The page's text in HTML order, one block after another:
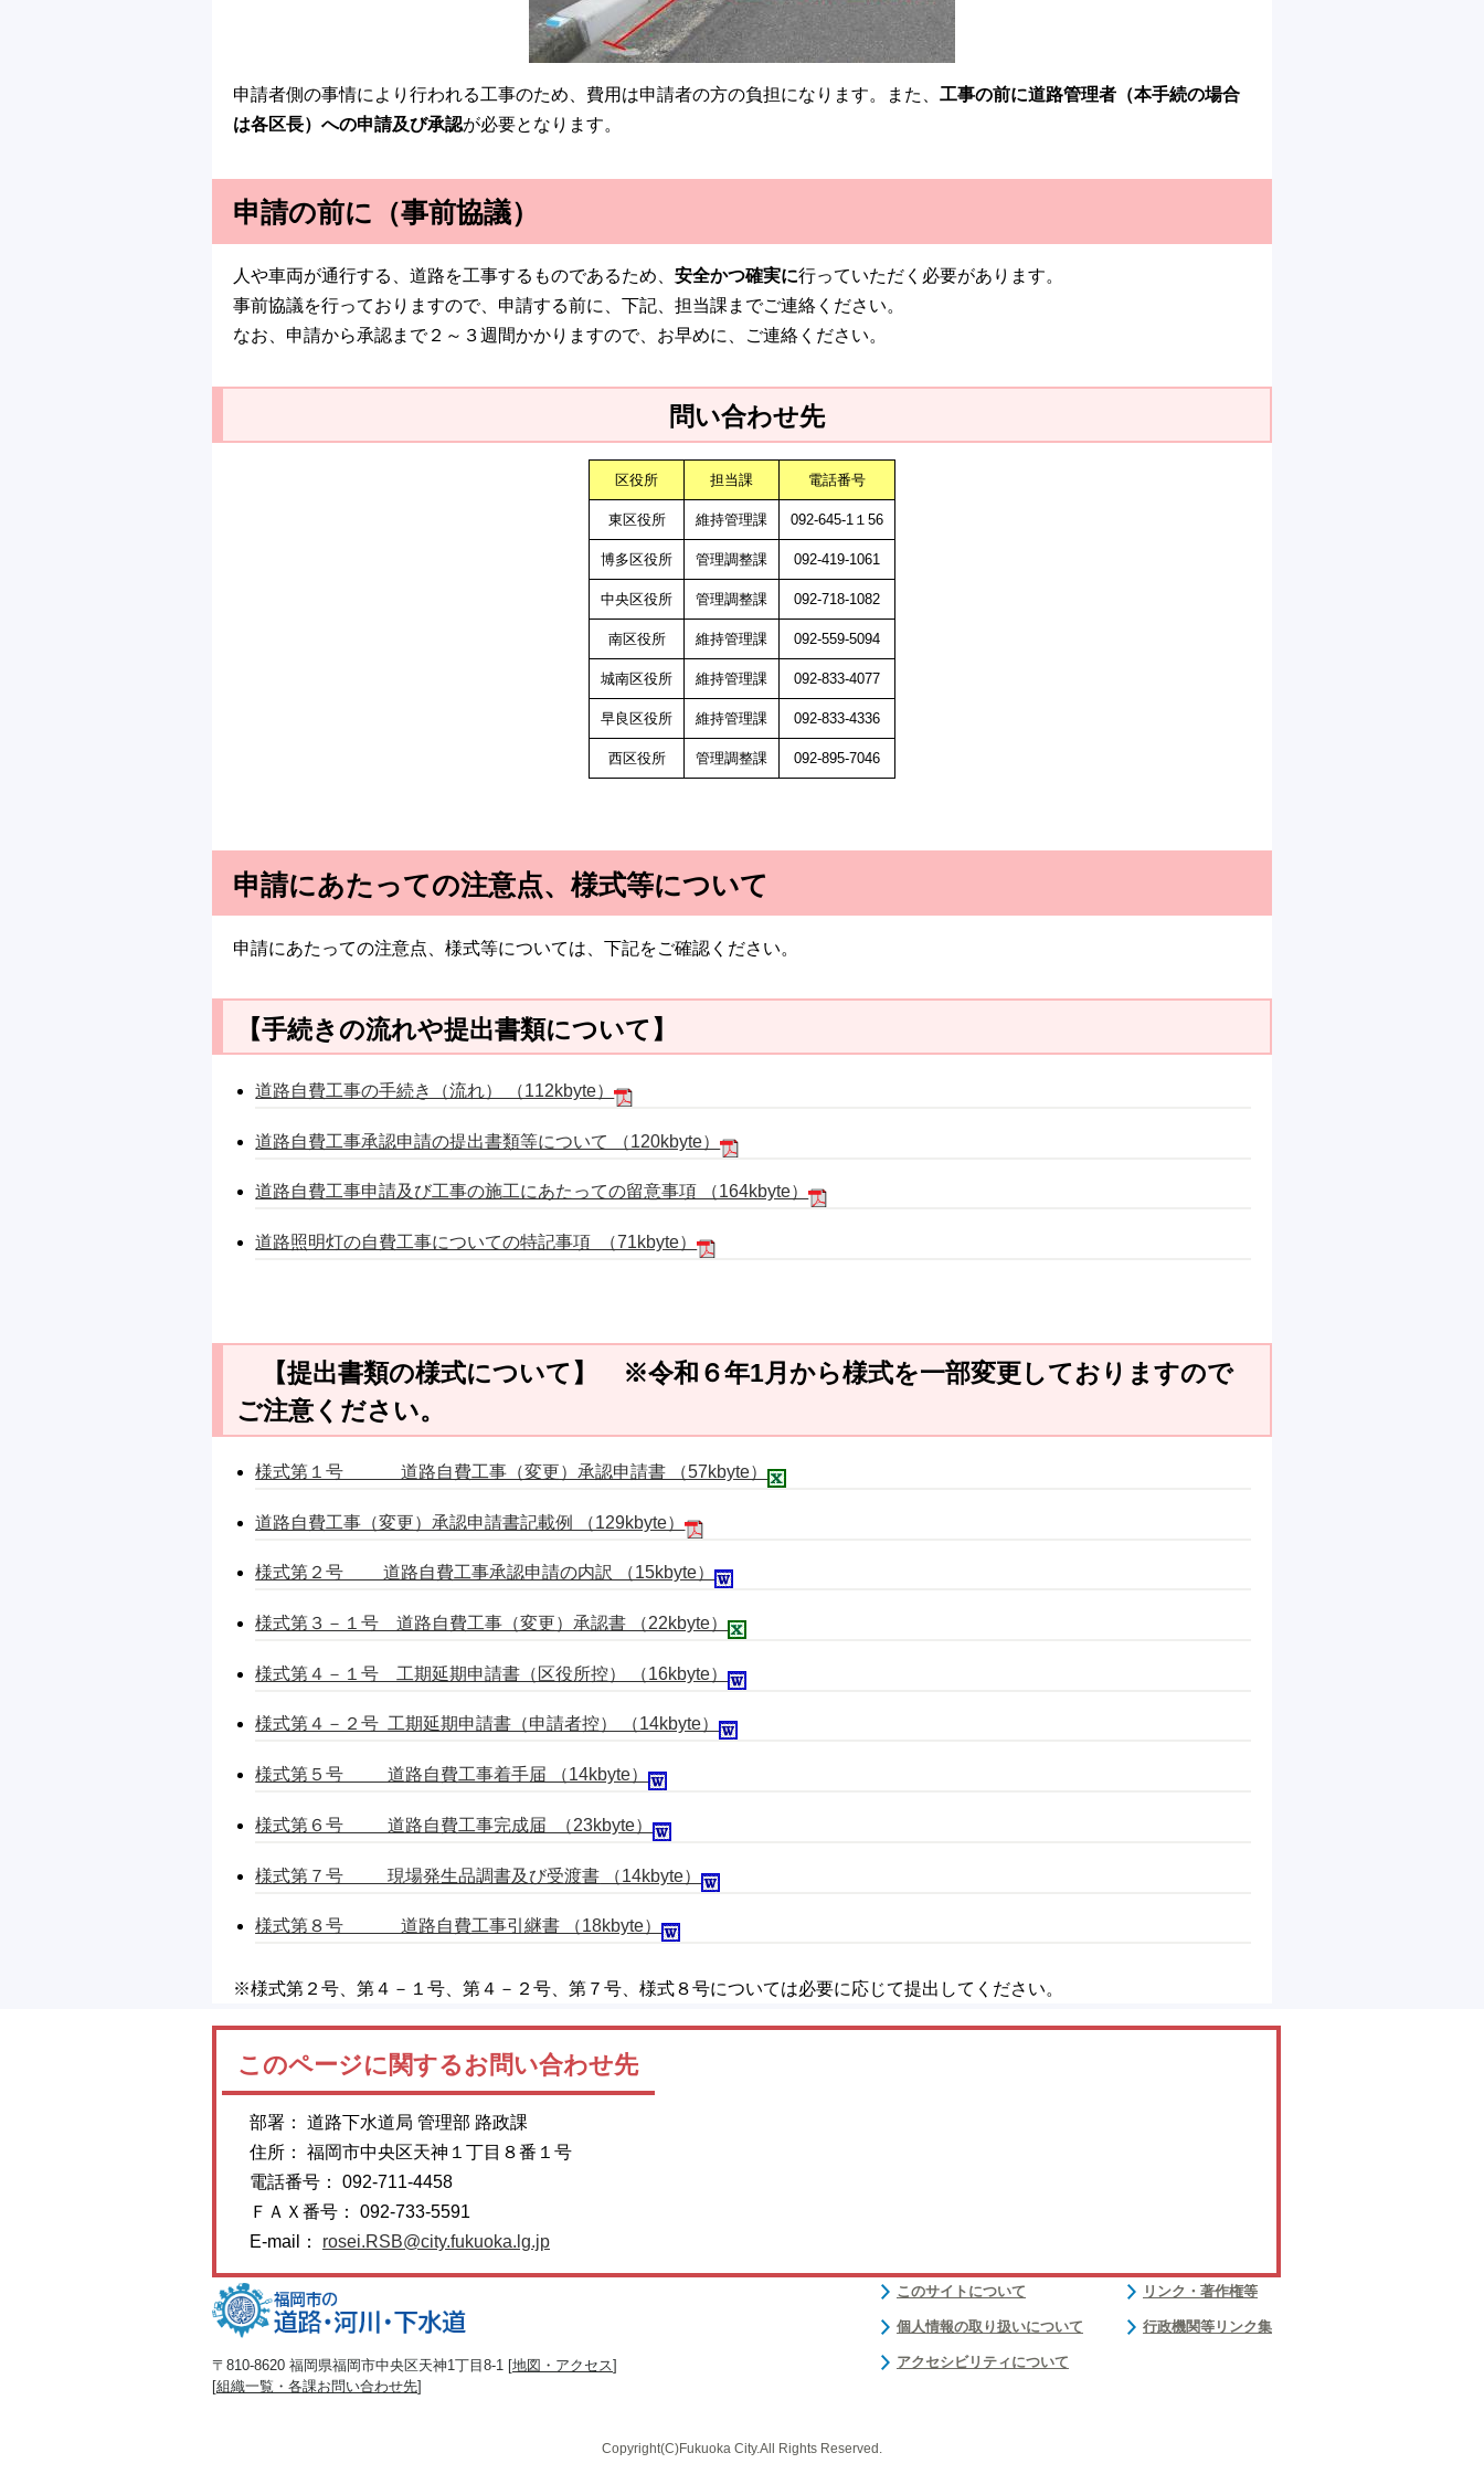
申請者側の事情により行われる工事のため、費用は申請者の方の負担になります。また、 工事の前に道路管理者（本手続の場合
は各区長）への申請及び承認が必要となります。
申請の前に（事前協議）
人や車両が通行する、道路を工事するものであるため、 安全かつ確実に行っていただく必要があります。
事前協議を行っておりますので、申請する前に、下記、担当課までご連絡ください。
なお、申請から承認まで２～３週間かかりますので、お早めに、ご連絡ください。
問い合わせ先
区役所 担当課 電話番号
東区役所 維持管理課 092-645-1１56
博多区役所 管理調整課 092-419-1061
中央区役所 管理調整課 092-718-1082
南区役所 維持管理課 092-559-5094
城南区役所 維持管理課 092-833-4077
早良区役所 維持管理課 092-833-4336
西区役所 管理調整課 092-895-7046
申請にあたっての注意点、様式等について
申請にあたっての注意点、様式等については、下記をご確認ください。
【手続きの流れや提出書類について】
道路自費工事の手続き（流れ） （112kbyte）
道路自費工事承認申請の提出書類等について （120kbyte）
道路自費工事申請及び工事の施工にあたっての留意事項 （164kbyte）
道路照明灯の自費工事についての特記事項 （71kbyte）
【提出書類の様式について】 ※令和６年1月から様式を一部変更しておりますので
ご注意ください。
様式第１号 道路自費工事（変更）承認申請書 （57kbyte）
道路自費工事（変更）承認申請書記載例 （129kbyte）
様式第２号 道路自費工事承認申請の内訳 （15kbyte）
様式第３－１号 道路自費工事（変更）承認書 （22kbyte）
様式第４－１号 工期延期申請書（区役所控） （16kbyte）
様式第４－２号 工期延期申請書（申請者控） （14kbyte）
様式第５号 道路自費工事着手届 （14kbyte）
様式第６号 道路自費工事完成届 （23kbyte）
様式第７号 現場発生品調書及び受渡書 （14kbyte）
様式第８号 道路自費工事引継書 （18kbyte）
※様式第２号、第４－１号、第４－２号、第７号、様式８号については必要に応じて提出してください。
このページに関するお問い合わせ先
部署： 道路下水道局 管理部 路政課
住所： 福岡市中央区天神１丁目８番１号
電話番号： 092-711-4458
ＦＡＸ番号： 092-733-5591
E-mail： rosei.RSB@city.fukuoka.lg.jp
〒810-8620 福岡県福岡市中央区天神1丁目8-1 [地図・アクセス]
[組織一覧・各課お問い合わせ先]
このサイトについて
個人情報の取り扱いについて
アクセシビリティについて
リンク・著作権等
行政機関等リンク集
Copyright(C)Fukuoka City.All Rights Reserved.